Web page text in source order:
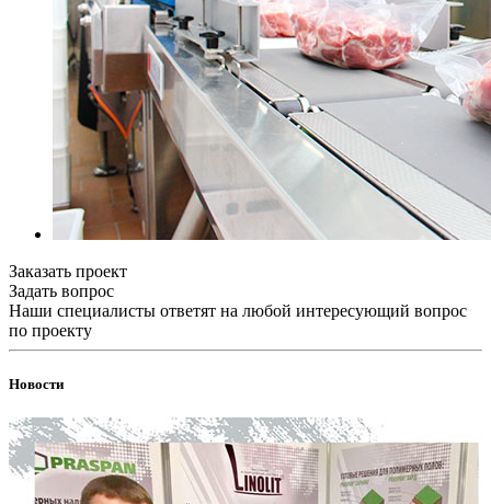
Заказать проект
Задать вопрос
Наши специалисты ответят на любой интересующий вопрос
по проекту
Новости